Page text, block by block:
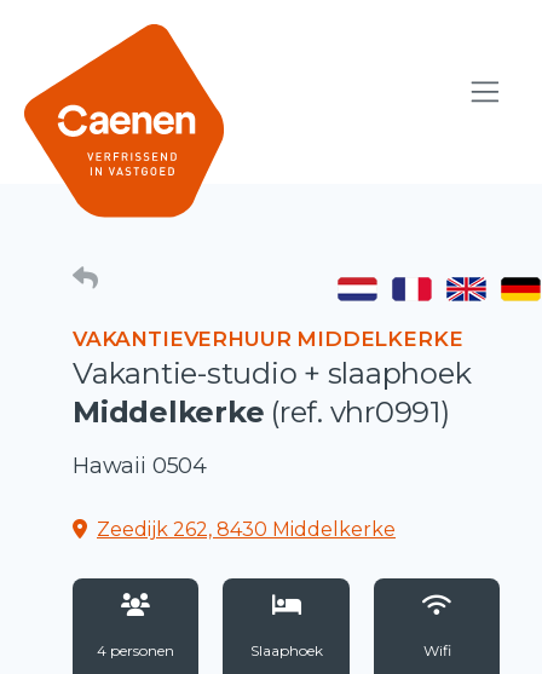
VAKANTIEVERHUUR MIDDELKERKE
Vakantie-studio + slaaphoek
Middelkerke (ref. vhr0991)
Hawaii 0504
Zeedijk 262, 8430 Middelkerke
4 personen Slaaphoek Wifi